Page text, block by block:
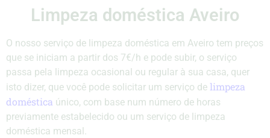
Limpeza doméstica Aveiro
O nosso serviço de limpeza doméstica em Aveiro tem preços
que se iniciam a partir dos 7€/h e pode subir, o serviço
passa pela limpeza ocasional ou regular à sua casa, quer
isto dizer, que você pode solicitar um serviço de limpeza
doméstica único, com base num número de horas
previamente estabelecido ou um serviço de limpeza
doméstica mensal.